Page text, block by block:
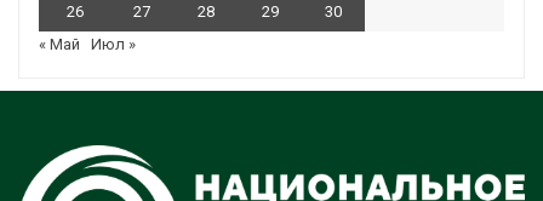
26 27 28 29
30
« Май
Июл »